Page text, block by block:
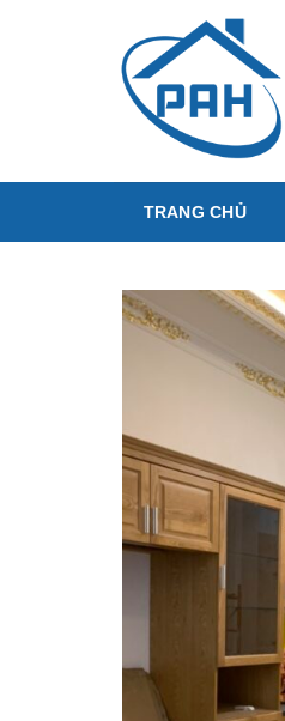
TRANG CHỦ